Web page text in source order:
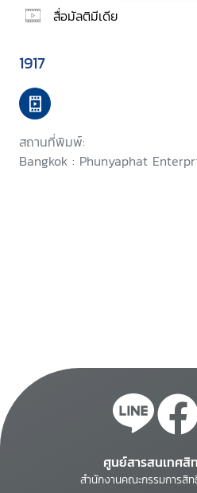
สื่อมัลติมีเดีย
1917
สถานที่พิมพ์:
Bangkok : Phunyaphat
ศูนย์สารสนเทศ
สำนักงานคณะกรรมการสิ